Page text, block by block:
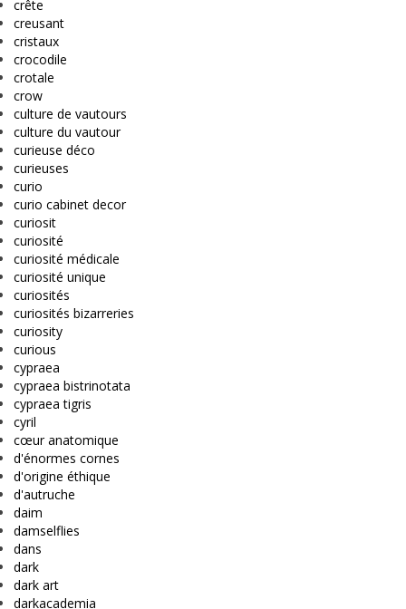
crête
creusant
cristaux
crocodile
crotale
crow
culture de vautours
culture du vautour
curieuse déco
curieuses
curio
curio cabinet decor
curiosit
curiosité
curiosité médicale
curiosité unique
curiosités
curiosités bizarreries
curiosity
curious
cypraea
cypraea bistrinotata
cypraea tigris
cyril
cœur anatomique
d'énormes cornes
d'origine éthique
d'autruche
daim
damselflies
dans
dark
dark art
darkacademia